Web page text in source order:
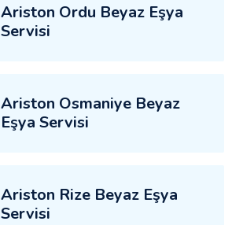
Ariston Ordu Beyaz Eşya
Servisi
Ariston Osmaniye Beyaz
Eşya Servisi
Ariston Rize Beyaz Eşya
Servisi